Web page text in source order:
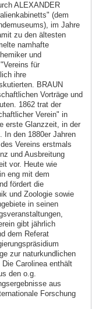
ALEXANDER
(dem
im Jahre
zu den ältesten
namhafte
und
für
ihre
BRAUN
Vorträge und
1862 trat der
Verein" in
erste Glanzzeit, in der
In den 1880er Jahren
Vereins erstmals
und Ausbreitung
vor. Heute wie
eng mit dem
fördert die
und Zoologie sowie
in seinen
gibt jährlich
dem Referat
zur naturkundlichen
Carolinea enthält
den o.g.
aus
Forschung